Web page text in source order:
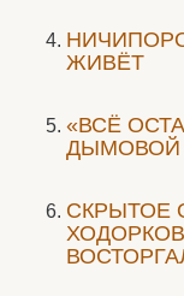
ЖИВЁТ
«ВСЁ
ДЫМОВОЙ
СКРЫТОЕ